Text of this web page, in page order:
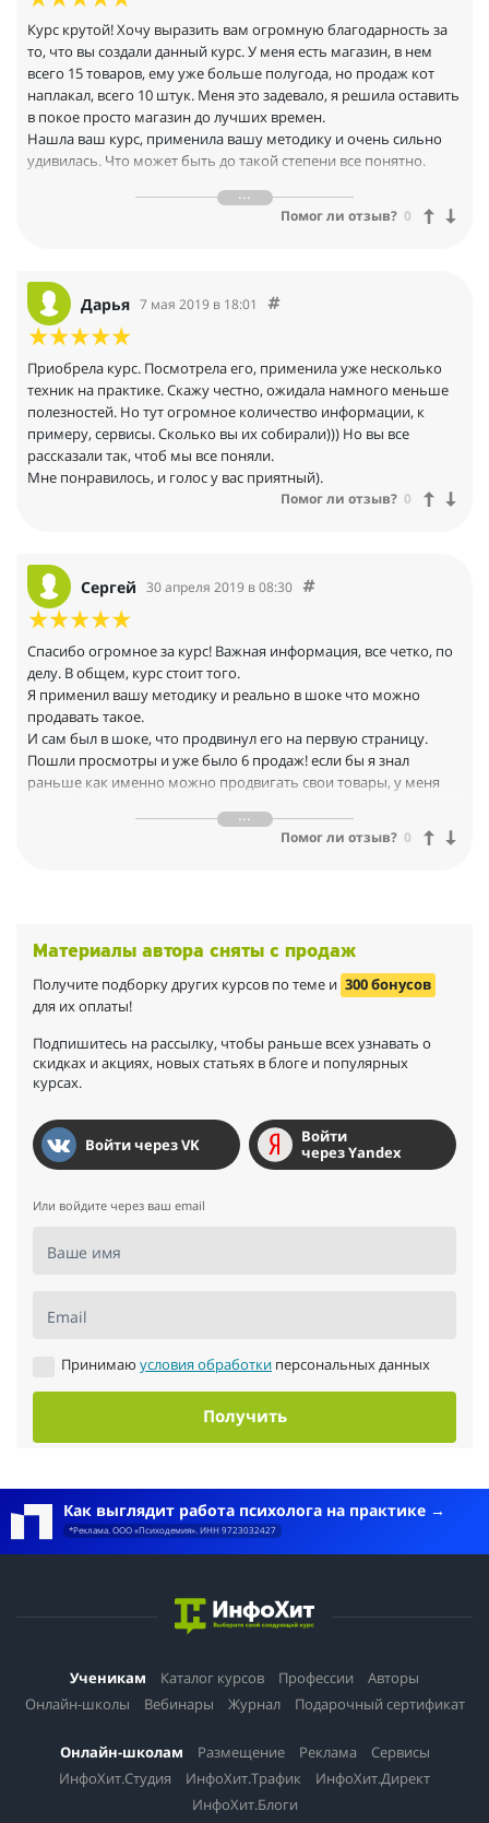
Курс крутой! Хочу выразить вам огромную благодарность за
то, что вы создали данный курс. У меня есть магазин, в нем
всего 15 товаров, ему уже больше полугода, но продаж кот
наплакал, всего 10 штук. Меня это задевало, я решила оставить
в покое просто магазин до лучших времен.
Нашла ваш курс, применила вашу методику и очень сильно
удивилась. Что может быть до такой степени все понятно.
реально поможет пробиться в ТОП.
Через 5 дней после всех манипуляций с товаром он попал на
время случилось несколько продаж, хотя мой магазин стоял
без продаж уже много времени. Честно, я думала с тех
позиций что у меня сейчас, мои товары никогда не вырвутся.
также. И даже то, что на продвижение требуется силы, я буду
упорно идти вперед.
Помог ли отзыв? 0
Дарья 7 мая 2019 в 18:01
Приобрела курс. Посмотрела его, применила уже несколько
техник на практике. Скажу честно, ожидала намного меньше
полезностей. Но тут огромное количество информации, к
примеру, сервисы. Сколько вы их собирали))) Но вы все
рассказали так, чтоб мы все поняли.
Мне понравилось, и голос у вас приятный).
Помог ли отзыв? 0
Сергей 30 апреля 2019 в 08:30
Спасибо огромное за курс! Важная информация, все четко, по
делу. В общем, курс стоит того.
Я применил вашу методику и реально в шоке что можно
продавать такое.
И сам был в шоке, что продвинул его на первую страницу.
Пошли просмотры и уже было 6 продаж! если бы я знал
раньше как именно можно продвигать свои товары, у меня
И самое главное. что я никогда курсы не покупал, и тут
Помог ли отзыв? 0
Материалы автора сняты с продаж
Получите подборку других курсов по теме и 300 бонусов
для их оплаты!
Подпишитесь на рассылку, чтобы раньше всех узнавать о
скидках и акциях, новых статьях в блоге и популярных
курсах.
Войти через VK
Войти
через Yandex
Или войдите через ваш email
Ваше имя
Email
Принимаю условия обработки персональных данных
Получить
Как выглядит работа психолога на практике
*Реклама. ООО «Психодемия». ИНН 9723032427
Ученикам Каталог курсов Профессии
Авторы
Онлайн-школы
Вебинары Журнал Подарочный сертификат
Онлайн-школам Размещение Реклама
Сервисы
ИнфоХит.Студия
ИнфоХит.Трафик
ИнфоХит.Директ
ИнфоХит.Блоги